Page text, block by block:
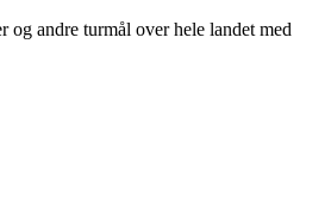
og andre turmål over hele landet med